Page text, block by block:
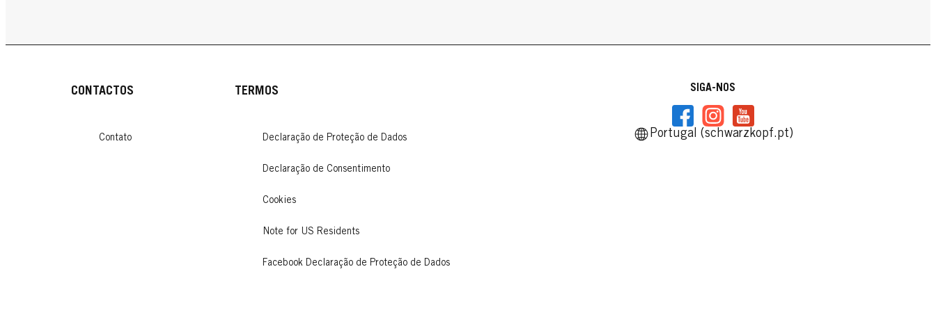
CONTACTOS
Contato
TERMOS
Declaração de Proteção de Dados
Declaração de Consentimento
Cookies
Note for US Residents
Facebook Declaração de Proteção de Dados
SIGA-NOS
Portugal (schwarzkopf.pt)